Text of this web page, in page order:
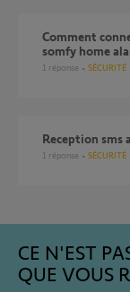
comment connecter mes détecteurs de fumée comptabile
somfy home
1 réponse SÉCURITÉ
reception sms
1 réponse SÉCURITÉ
CE N'EST
QUE VOUS